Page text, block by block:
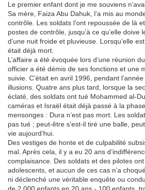
Le premier enfant dont je me souviens
Sa mère, Faiza Abu Dahuk, l’a mis au
contrôle. Les soldats l’ont repoussée de là
postes de contrôle, jusqu’à ce qu’elle doive
d’une nuit froide et pluvieuse. Lorsqu’elle
était déjà mort.
L’affaire a été évoquée lors d’une réunion
officier a été démis de ses fonctions et une
suivie. C’était en avril 1996, pendant
illusions. Quatre ans plus tard, lorsque la
éclaté, des soldats ont tué Mohammed al-
caméras et Israël était déjà passé à la
mensonges : Dura n’est pas mort. Les
pas tué ; peut-être s’est-il tiré une balle,
vie aujourd’hui.
Des vestiges de honte et de culpabilité
mal. Après cela, il y a eu 20 ans
complaisance. Des soldats et des pilotes
adolescents, et aucun de ces cas n’a
ni déclenché une véritable enquête ou